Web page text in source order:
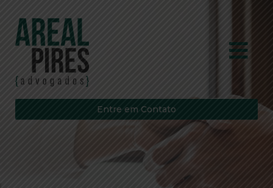
Entre em Contato